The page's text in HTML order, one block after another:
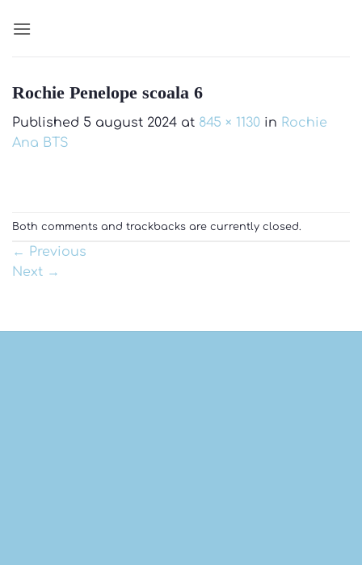
Rochie Penelope scoala 6
Published 5 august 2024 at 845 × 1130 in Rochie
Ana BTS
Both comments and trackbacks are currently closed.
← Previous
Next →